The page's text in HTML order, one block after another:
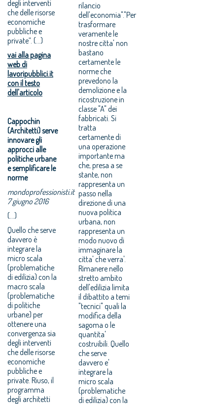
degli interventi
che delle risorse
economiche
pubbliche e
private”. (...)
vai alla pagina
web di
lavoripubblici.it
con il testo
dell'articolo
Cappochin
(Architetti) serve
innovare gli
approcci alle
politiche urbane
e semplificare le
norme
mondoprofessionisti.it
7 giugno 2016
(...)
Quello che serve
davvero è
integrare la
micro scala
(problematiche
di edilizia) con la
macro scala
(problematiche
di politiche
urbane) per
ottenere una
convergenza sia
degli interventi
che delle risorse
economiche
pubbliche e
private. Riuso, il
programma
degli architetti
rilancio
dell'economia"."Per
trasformare
veramente le
nostre citta' non
bastano
certamente le
norme che
prevedono la
demolizione e la
ricostruzione in
classe "A" dei
fabbricati. Si
tratta
certamente di
una operazione
importante ma
che, presa a se
stante, non
rappresenta un
passo nella
direzione di una
nuova politica
urbana, non
rappresenta un
modo nuovo di
immaginare la
citta' che verra'.
Rimanere nello
stretto ambito
dell'edilizia limita
il dibattito a temi
"tecnici" quali la
modifica della
sagoma o le
quantita'
costruibili. Quello
che serve
davvero e'
integrare la
micro scala
(problematiche
di edilizia) con la